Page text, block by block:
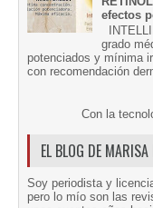
efectos
grado
potenciados y mínima
con recomendación
Con la
EL BLOG DE
Soy periodista y
pero lo mío son las